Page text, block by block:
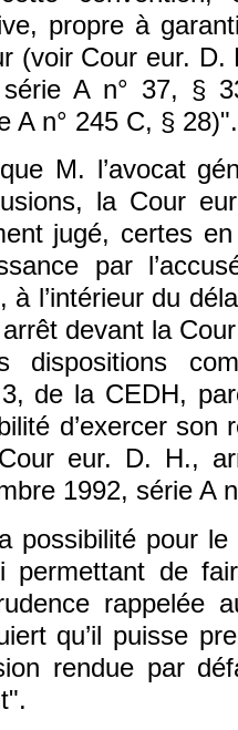
propre à
(voir Cour eur.
A n° 37, §
A n° 245 C, § 28)".
M. l’avocat
la Cour
jugé, certes
par
à l’intérieur du
devant la
dispositions
de la CEDH,
d’exercer
eur. D. H.,
1992, série A
possibilité pour le
permettant de
rappelée
qu’il puisse
rendue par